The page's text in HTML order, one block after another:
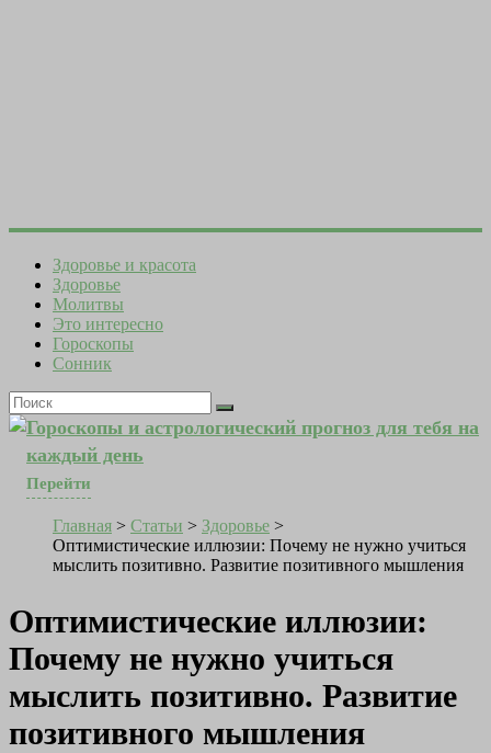
Здоровье и красота
Здоровье
Молитвы
Это интересно
Гороскопы
Сонник
Гороскопы и астрологический прогноз для тебя на
каждый день
Перейти
Главная > Статьи > Здоровье >
Оптимистические иллюзии: Почему не нужно учиться
мыслить позитивно. Развитие позитивного мышления
Оптимистические иллюзии:
Почему не нужно учиться
мыслить позитивно. Развитие
позитивного мышления